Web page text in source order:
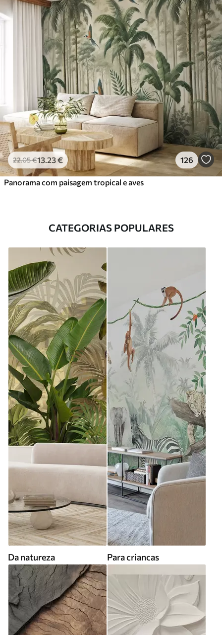
22.05€13 .23€ 126
Panorama com paisagem tropical e aves
CATEGORIAS POPULARES
Da natureza Para criancas